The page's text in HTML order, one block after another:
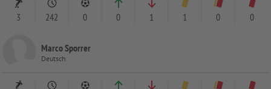
3 242 0 0 1 1 0 0
Marco Sporrer
Deutsch